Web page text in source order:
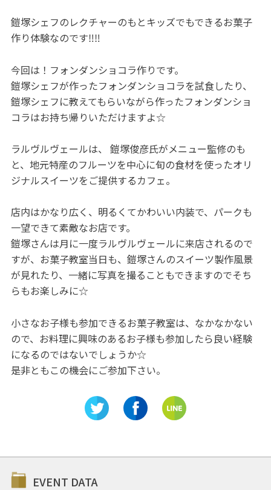
鎧塚シェフのレクチャーのもとキッズでもできるお菓子
作り体験なのです‼‼
今回は！フォンダンショコラ作りです。
鎧塚シェフが作ったフォンダンショコラを試食したり、
鎧塚シェフに教えてもらいながら作ったフォンダンショ
コラはお持ち帰りいただけますよ☆
ラルヴルヴェールは、 鎧塚俊彦氏がメニュー監修のも
と、地元特産のフルーツを中心に旬の食材を使ったオリ
ジナルスイーツをご提供するカフェ。
店内はかなり広く、明るくてかわいい内装で、パークも
一望できて素敵なお店です。
鎧塚さんは月に一度ラルヴルヴェールに来店されるので
すが、お菓子教室当日も、鎧塚さんのスイーツ製作風景
が見れたり、一緒に写真を撮ることもできますのでそち
らもお楽しみに☆
小さなお子様も参加できるお菓子教室は、なかなかない
ので、お料理に興味のあるお子様も参加したら良い経験
になるのではないでしょうか☆
是非ともこの機会にご参加下さい。
EVENT DATA